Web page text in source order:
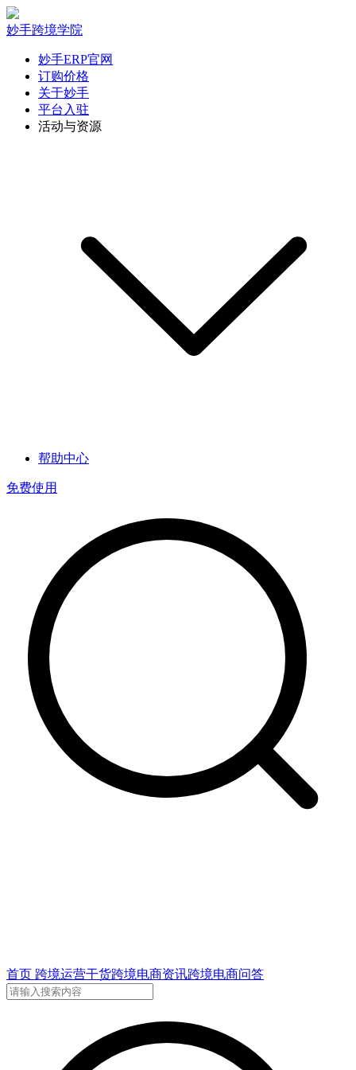
妙手跨境学院
妙手ERP官网
订购价格
关于妙手
平台入驻
活动与资源
帮助中心
免费使用
首页 跨境运营干货跨境电商资讯跨境电商问答